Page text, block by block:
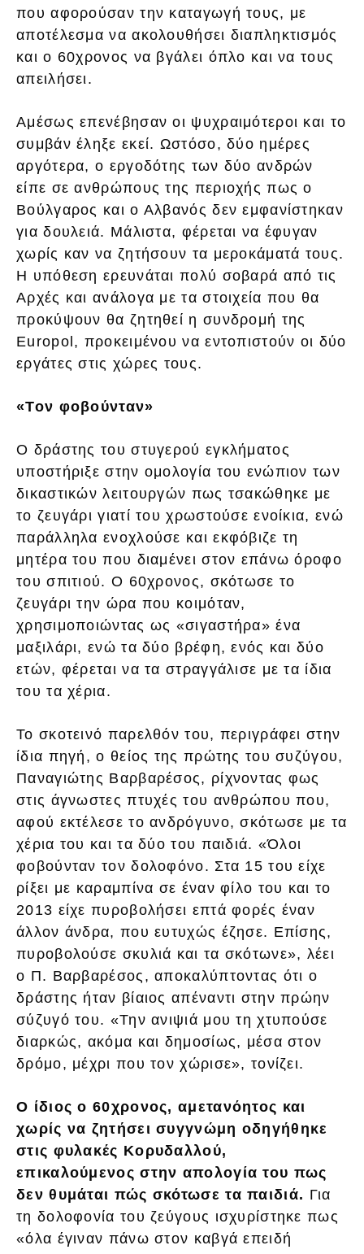
που αφορούσαν την καταγωγή τους, με
αποτέλεσμα να ακολουθήσει διαπληκτισμός
και ο 60χρονος να βγάλει όπλο και να τους
απειλήσει.
Αμέσως επενέβησαν οι ψυχραιμότεροι και το
συμβάν έληξε εκεί. Ωστόσο, δύο ημέρες
αργότερα, ο εργοδότης των δύο ανδρών
είπε σε ανθρώπους της περιοχής πως ο
Βούλγαρος και ο Αλβανός δεν εμφανίστηκαν
για δουλειά. Μάλιστα, φέρεται να έφυγαν
χωρίς καν να ζητήσουν τα μεροκάματά τους.
Η υπόθεση ερευνάται πολύ σοβαρά από τις
Αρχές και ανάλογα με τα στοιχεία που θα
προκύψουν θα ζητηθεί η συνδρομή της
Europol, προκειμένου να εντοπιστούν οι δύο
εργάτες στις χώρες τους.
«Τον φοβούνταν»
Ο δράστης του στυγερού εγκλήματος
υποστήριξε στην ομολογία του ενώπιον των
δικαστικών λειτουργών πως τσακώθηκε με
το ζευγάρι γιατί του χρωστούσε ενοίκια, ενώ
παράλληλα ενοχλούσε και εκφόβιζε τη
μητέρα του που διαμένει στον επάνω όροφο
του σπιτιού. Ο 60χρονος, σκότωσε το
ζευγάρι την ώρα που κοιμόταν,
χρησιμοποιώντας ως «σιγαστήρα» ένα
μαξιλάρι, ενώ τα δύο βρέφη, ενός και δύο
ετών, φέρεται να τα στραγγάλισε με τα ίδια
του τα χέρια.
Το σκοτεινό παρελθόν του, περιγράφει στην
ίδια πηγή, ο θείος της πρώτης του συζύγου,
Παναγιώτης Βαρβαρέσος, ρίχνοντας φως
στις άγνωστες πτυχές του ανθρώπου που,
αφού εκτέλεσε το ανδρόγυνο, σκότωσε με τα
χέρια του και τα δύο του παιδιά. «Όλοι
φοβούνταν τον δολοφόνο. Στα 15 του είχε
ρίξει με καραμπίνα σε έναν φίλο του και το
2013 είχε πυροβολήσει επτά φορές έναν
άλλον άνδρα, που ευτυχώς έζησε. Επίσης,
πυροβολούσε σκυλιά και τα σκότωνε», λέει
ο Π. Βαρβαρέσος, αποκαλύπτοντας ότι ο
δράστης ήταν βίαιος απέναντι στην πρώην
σύζυγό του. «Την ανιψιά μου τη χτυπούσε
διαρκώς, ακόμα και δημοσίως, μέσα στον
δρόμο, μέχρι που τον χώρισε», τονίζει.
Ο ίδιος ο 60χρονος, αμετανόητος και
χωρίς να ζητήσει συγγνώμη οδηγήθηκε
στις φυλακές Κορυδαλλού,
επικαλούμενος στην απολογία του πως
δεν θυμάται πώς σκότωσε τα παιδιά. Για
τη δολοφονία του ζεύγους ισχυρίστηκε πως
«όλα έγιναν πάνω στον καβγά επειδή